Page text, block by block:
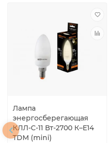
Лампа
энергосберегающая
КЛЛ-С-11 Вт-2700 К–Е14
TDM (mini)